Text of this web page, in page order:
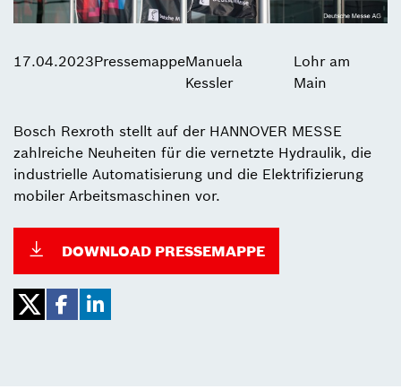
17.04.2023PressemappeManuela
Kessler
Lohr am
Main
Bosch Rexroth stellt auf der HANNOVER MESSE
zahlreiche Neuheiten für die vernetzte Hydraulik, die
industrielle Automatisierung und die Elektrifizierung
mobiler Arbeitsmaschinen vor.
DOWNLOAD PRESSEMAPPE